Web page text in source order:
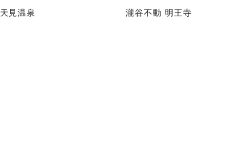
天見温泉 瀧谷不動 明王寺